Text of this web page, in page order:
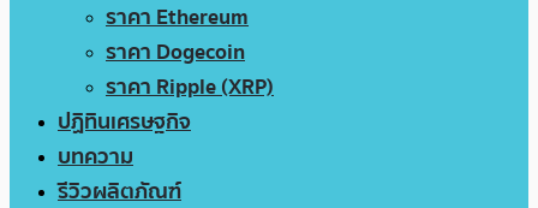
ราคา Ethereum
ราคา Dogecoin
ราคา Ripple (XRP)
ปฏิทินเศรษฐกิจ
บทความ
รีวิวผลิตภัณฑ์